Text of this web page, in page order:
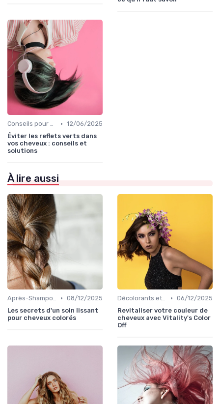
Conseils pour Prolonger la Couleur • 12/06/2025
Éviter les reflets verts dans
vos cheveux : conseils et
solutions
À lire aussi
Après-Shampoings et Masques • 08/12/2025
Les secrets d'un soin lissant
pour cheveux colorés
Décolorants et Éclaircissants • 06/12/2025
Revitaliser votre couleur de
cheveux avec Vitality's Color
Off